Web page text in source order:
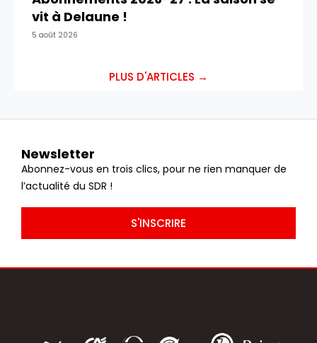
vit à Delaune !
5 août 2026
PLUS D'ARTICLES →
Newsletter
Abonnez-vous en trois clics, pour ne rien manquer de
l’actualité du SDR !
S'INSCRIRE